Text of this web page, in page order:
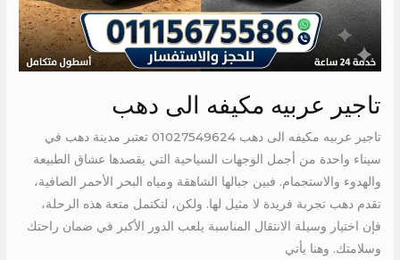
تاجير عربيه مكيفه الى دهب
تاجير عربيه مكيفه الى دهب 01027549624 تعتبر مدينة دهب في
سيناء واحدة من أجمل الوجهات السياحية التي يقصدها عشاق الطبيعة
والهدوء والاستجمام. فبين جبالها الشاهقة ومياه البحر الأحمر الصافية،
تقدم دهب تجربة فريدة لا مثيل لها. ولكن، لتكتمل متعة هذه الرحلة،
فإن اختيار وسيلة الانتقال المناسبة يلعب الدور الأكبر في ضمان راحتك
وسلامتك. وهنا يأتي